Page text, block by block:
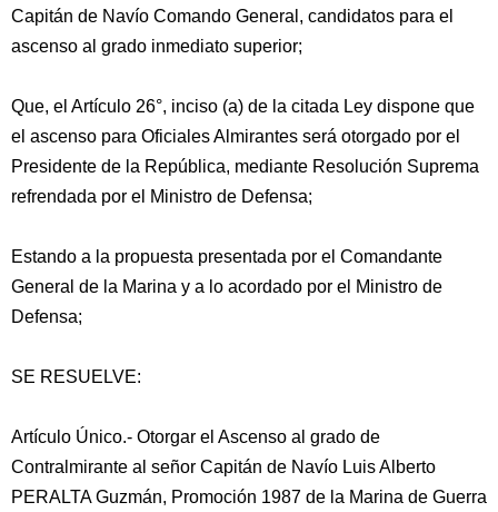
Capitán de Navío Comando General, candidatos para el
ascenso al grado inmediato superior;
Que, el Artículo 26°, inciso (a) de la citada Ley dispone que
el ascenso para Oficiales Almirantes será otorgado por el
Presidente de la República, mediante Resolución Suprema
refrendada por el Ministro de Defensa;
Estando a la propuesta presentada por el Comandante
General de la Marina y a lo acordado por el Ministro de
Defensa;
SE RESUELVE:
Artículo Único.- Otorgar el Ascenso al grado de
Contralmirante al señor Capitán de Navío Luis Alberto
PERALTA Guzmán, Promoción 1987 de la Marina de Guerra